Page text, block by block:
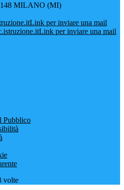
MILANO (MI)
Link per inviare una mail
Link per inviare una mail
Pubblico
volte